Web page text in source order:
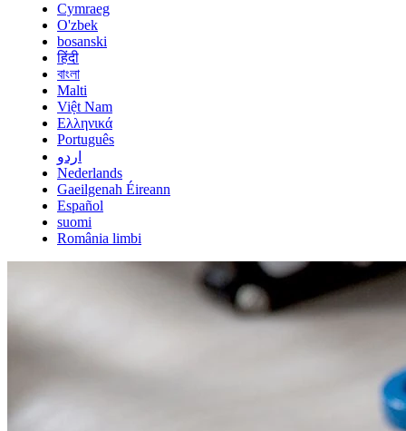
Cymraeg
O'zbek
bosanski
हिंदी
বাংলা
Malti
Việt Nam
Ελληνικά
Português
اردو
Nederlands
Gaeilgenah Éireann
Español
suomi
România limbi